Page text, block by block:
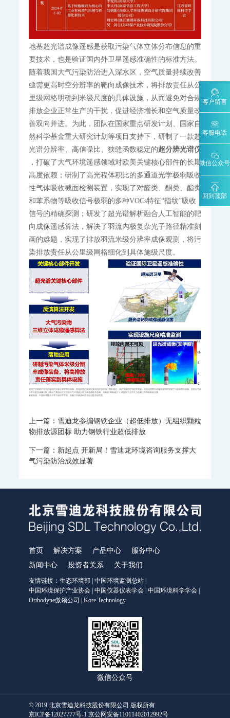
MODEL 2051-数字可信认证终端
MODEL 2052-碳排放计量数据管理终端
KYS-2000-CCER项目碳计量专用智能数据管理系统
碳监测碳计量管理平台
碳账户管理平台 CCER碳减排量核算系统
工业过程分析
MODEL 6000Ex-防爆工业气相色谱仪 MODEL 6000-色谱分析仪
MODEL 1080系列气体分析仪
MODEL 1080-红外分析仪
MODEL 1080-UV-紫外分析仪
MODEL 1080-EO-微量氧分析仪
MODEL 1080-TM-微量水分析仪
MODEL 4030系列激光分析仪
MODEL 4030Ex-激光气体分析仪
ORTHODYNE色谱分析仪
FID500/600系列-色谱分析仪
DID500/600系列-色谱分析仪
TCD-500-热导检测器色谱仪
DID/AR系列-氩离子化色谱仪-ppm
FID系列-火焰离子化+甲烷转换器色谱仪-ppb-ppm
FID系列-ORTHOPure HDID-ppt-ppb-ppm
ORTHODYNE气体分析仪
IR8000-红外分析仪 OPM8000-磁氧分析仪
TCD8000-热导分析仪
OZR8000-微量氧分析仪
THC8000-总碳氢分析仪 AZ8000-微量氮分析仪
分析小屋
普通/防爆型分析小屋
科学仪器
飞行时间二次离子质谱仪
SurfaceSeer I-飞行时间二次离子质谱仪
SurfaceSeer S-飞行时间二次离子质谱仪
飞行时间质谱仪
PTR-TOF 4000-质子转移反应飞行时间质谱仪
便携式分析仪
MODEL 3080PM-便携式β射线颗粒物监测仪
MODEL 3080-便携式红外气体分析仪
MODEL 3080Hg-便携式烟气汞分析仪
MODEL 3080OU-便携式恶臭分析仪
SDL 205-标准气发生器
手持式和便携式X射线荧光光谱仪
服务中心
运维服务
环境咨询服务
客户留言
客服电话
微信公众号
回到顶部
地基超光谱成像遥感是获取污染气体立体分布信息的重
要技术，也是验证国内外卫星遥感准确性的标准方法。
随着我国大气污染防治进入深水区，空气质量持续改善
亟需更高时空分辨率的靶向成像技术，将排放责任从公
里级网格明确到米级尺度的具体设施，从而避免对合规
排放企业正常生产的干扰，促进经济增长和空气质量改
善双向并进。为此，团队在国家重点研发计划、国家自
然科学基金重大研究计划等项目支持下，研制了一款超
光谱分辨率、高信噪比、狭缝函数稳定的超分辨光谱仪
，打破了大气环境遥感领域对欧美关键核心部件的长期
高度依赖；研制了高光程体积比的多通道光学极弱吸收
性气体吸收截面检测装置，实现了对醛类、酮类、酯类
和苯系物等吸收信号极弱的多种VOCs特征“指纹”吸收
信号的精确探测；研发了超光谱解析融合人工智能的靶
向成像遥感算法，解决了羽流内极复杂光子路径精准刻
画的难题，实现了排放羽流米级分辨率成像观测，将污
染排放责任从公里级网格细化到具体施级尺度。
实现了对肉眼不可见的排放的米级分辨率靶向成像，将排放责任落实到具体的排放设施。团队通过一系列关键部件和技术突破，使超光谱靶向成像装备同时实现了污染源靶向成像、多组分气体
水平与垂直成像功能，推动了我国自主可控的大气环境超光谱立体遥感技术创新，为我国“降碳减污”工作提供了必不可少的新技术和新装备支撑。
素材来源：中国科学技术大学工程科学学院、安徽大学物质科学与信息技术研究院
上一篇：雪迪龙参编钢铁企业（超低排放）无组织颗粒
物排放源团标 助力钢铁行业超低排放
下一篇：新起点 开新局！雪迪龙环境咨询服务支撑大
气污染防治成效显著
首页 解决方案 产品中心
服务中心
新闻中心
投资者关系 关于我们
友情链接： 生态环境部 中国环境监测总站
中国环境保护产业协会 中国仪器仪表学会 中国环境科学学会
Orthodyne傲领公司
Kore Technology
微信公众号
© 2019 北京雪迪龙科技股份有限公司 版权所有
京ICP备12027777号-1 京公网安备11011402012992号